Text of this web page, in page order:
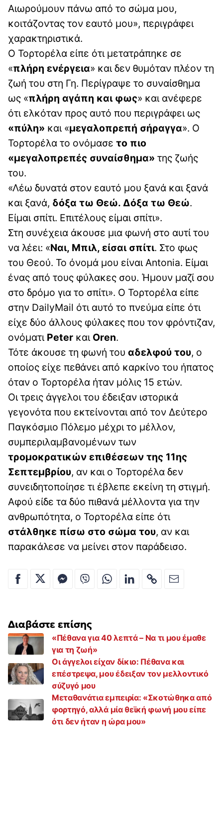
Αιωρούμουν πάνω από το σώμα μου,
κοιτάζοντας τον εαυτό μου», περιγράφει
χαρακτηριστικά.
Ο Τορτορέλα είπε ότι μετατράπηκε σε
«πλήρη ενέργεια» και δεν θυμόταν πλέον τη
ζωή του στη Γη. Περίγραψε το συναίσθημα
ως «πλήρη αγάπη και φως» και ανέφερε
ότι ελκόταν προς αυτό που περιγράφει ως
«πύλη» και «μεγαλοπρεπή σήραγγα». Ο
Τορτορέλα το ονόμασε το πιο
«μεγαλοπρεπές συναίσθημα» της ζωής
του.
«Λέω δυνατά στον εαυτό μου ξανά και ξανά
και ξανά, δόξα τω Θεώ. Δόξα τω Θεώ.
Είμαι σπίτι. Επιτέλους είμαι σπίτι».
Στη συνέχεια άκουσε μια φωνή στο αυτί του
να λέει: «Ναι, Μπιλ, είσαι σπίτι. Στο φως
του Θεού. Το όνομά μου είναι Antonia. Είμαι
ένας από τους φύλακες σου. Ήμουν μαζί σου
στο δρόμο για το σπίτι». Ο Τορτορέλα είπε
στην DailyMail ότι αυτό το πνεύμα είπε ότι
είχε δύο άλλους φύλακες που τον φρόντιζαν,
ονόματι Peter και Oren.
Τότε άκουσε τη φωνή του αδελφού του, ο
οποίος είχε πεθάνει από καρκίνο του ήπατος
όταν ο Τορτορέλα ήταν μόλις 15 ετών.
Οι τρεις άγγελοι του έδειξαν ιστορικά
γεγονότα που εκτείνονται από τον Δεύτερο
Παγκόσμιο Πόλεμο μέχρι το μέλλον,
συμπεριλαμβανομένων των
τρομοκρατικών επιθέσεων της 11ης
Σεπτεμβρίου, αν και ο Τορτορέλα δεν
συνειδητοποίησε τι έβλεπε εκείνη τη στιγμή.
Αφού είδε τα δύο πιθανά μέλλοντα για την
ανθρωπότητα, ο Τορτορέλα είπε ότι
στάλθηκε πίσω στο σώμα του, αν και
παρακάλεσε να μείνει στον παράδεισο.
Διαβάστε επίσης
«Πέθανα για 40 λεπτά – Να τι μου έμαθε
για τη ζωή»
Οι άγγελοι είχαν δίκιο: Πέθανα και
επέστρεψα, μου έδειξαν τον μελλοντικό
σύζυγό μου
Μεταθανάτια εμπειρία: «Σκοτώθηκα από
φορτηγό, αλλά μία θεϊκή φωνή μου είπε
ότι δεν ήταν η ώρα μου»